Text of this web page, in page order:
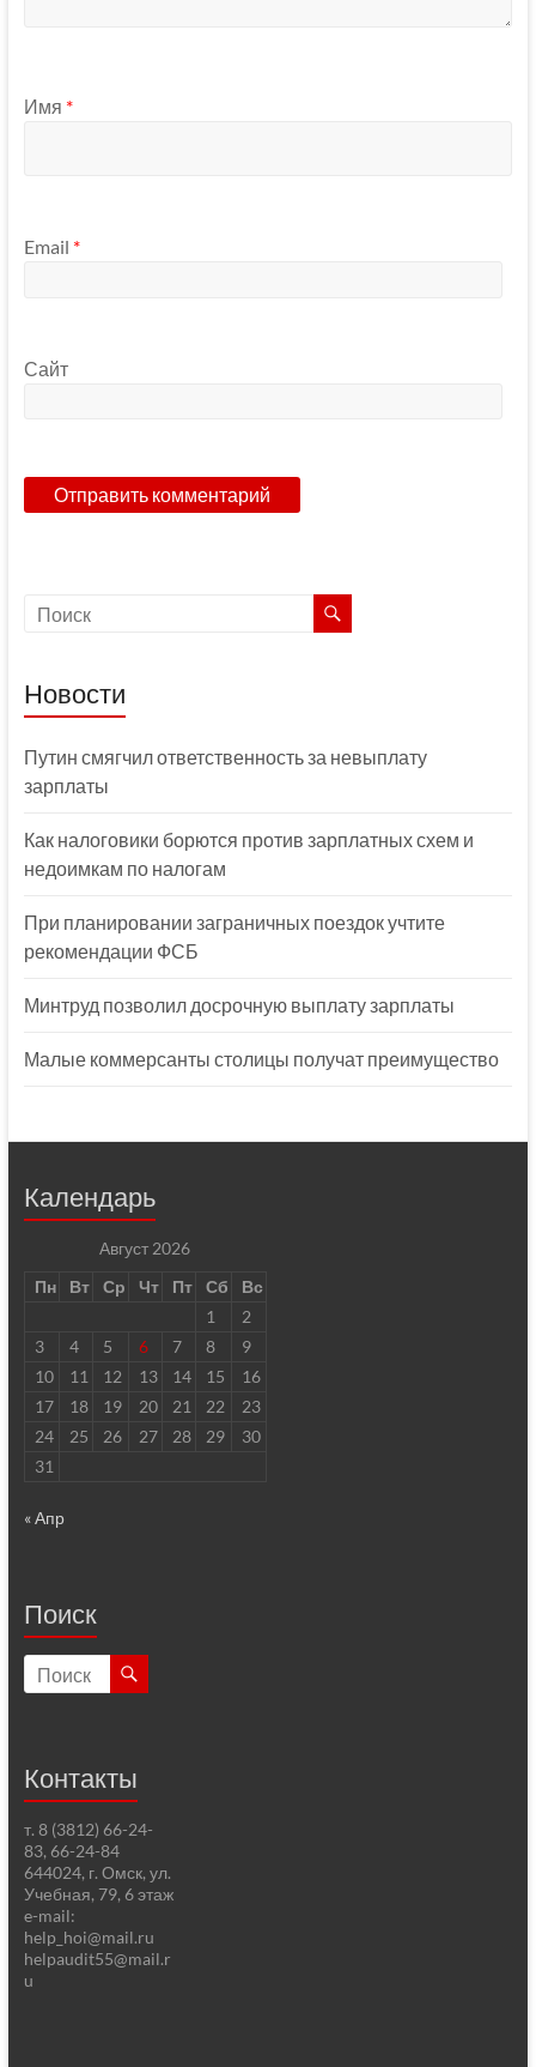
Имя *
Email *
Сайт
Новости
Путин смягчил ответственность за невыплату
зарплаты
Как налоговики борются против зарплатных схем и
недоимкам по налогам
При планировании заграничных поездок учтите
рекомендации ФСБ
Минтруд позволил досрочную выплату зарплаты
Малые коммерсанты столицы получат преимущество
Календарь
Август 2026
Пн
Вт Ср Чт Пт Сб
Вс
1
2
3
4 5 6 7 8
9
10
11 12 13 14 15
16
17
18 19 20 21 22
23
24
25 26 27 28 29
30
31
« Апр
Поиск
Контакты
т. 8 (3812) 66-24-
83, 66-24-84
644024, г. Омск, ул.
Учебная, 79, 6 этаж
e-mail:
help_hoi@mail.ru
helpaudit55@mail.r
u